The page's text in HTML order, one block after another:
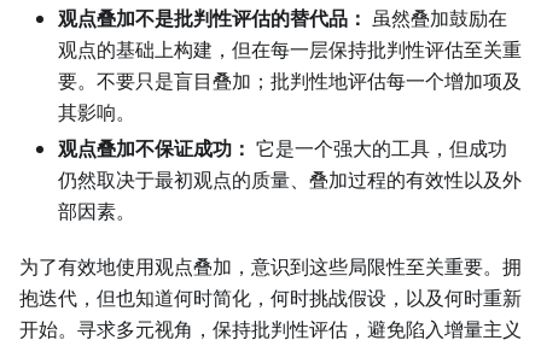
观点叠加不是批判性评估的替代品： 虽然叠加鼓励在
观点的基础上构建，但在每一层保持批判性评估至关重
要。不要只是盲目叠加；批判性地评估每一个增加项及
其影响。
观点叠加不保证成功： 它是一个强大的工具，但成功
仍然取决于最初观点的质量、叠加过程的有效性以及外
部因素。
为了有效地使用观点叠加，意识到这些局限性至关重要。拥
抱迭代，但也知道何时简化，何时挑战假设，以及何时重新
开始。寻求多元视角，保持批判性评估，避免陷入增量主义